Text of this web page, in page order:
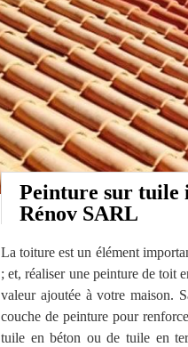
Peinture sur tuile
Rénov SARL
La toiture est un élément
; et, réaliser une peinture de toit
valeur ajoutée à votre maison.
couche de peinture pour
tuile en béton ou de tuile en